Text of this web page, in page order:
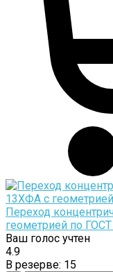
Переход
геометрией по
Ваш голос учтен
4.9
В резерве: 15